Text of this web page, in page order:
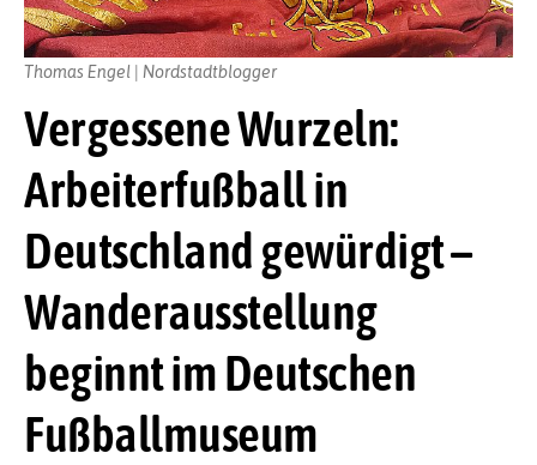
Vergessene Wurzeln:
Arbeiterfußball in
Deutschland gewürdigt –
Wanderausstellung
beginnt im Deutschen
Fußballmuseum
Thomas Engel | Nordstadtblogger